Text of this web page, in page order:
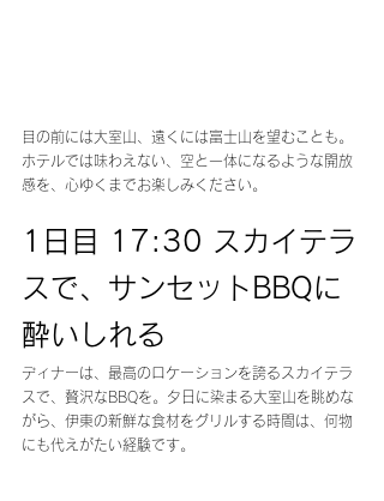
目の前には大室山、遠くには富士山を望むことも。
ホテルでは味わえない、空と一体になるような開放
感を、心ゆくまでお楽しみください。
1日目 17:30 スカイテラ
スで、サンセットBBQに
酔いしれる
ディナーは、最高のロケーションを誇るスカイテラ
スで、贅沢なBBQを。夕日に染まる大室山を眺めな
がら、伊東の新鮮な食材をグリルする時間は、何物
にも代えがたい経験です。